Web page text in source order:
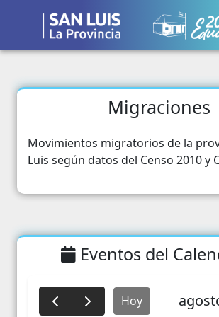
Migraciones
Movimientos migratorios de la
Luis según datos del Censo 2010 y
Eventos del
Hoy